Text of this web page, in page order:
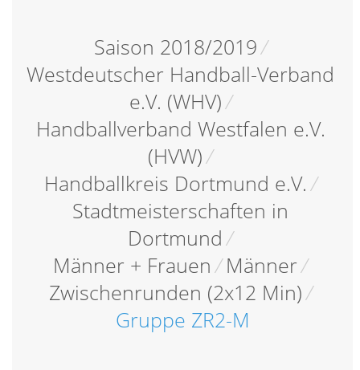
Saison 2018/2019/
Westdeutscher Handball-Verband
e.V. (WHV)/
Handballverband Westfalen e.V.
(HVW)/
Handballkreis Dortmund e.V./
Stadtmeisterschaften in
Dortmund /
Männer + Frauen / Männer/
Zwischenrunden (2x12 Min)/
Gruppe ZR2-M